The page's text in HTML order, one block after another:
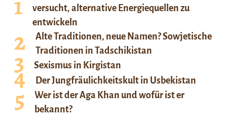
versucht, alternative Energiequellen zu
entwickeln
Alte Traditionen, neue Namen? Sowjetische
Traditionen in Tadschikistan
Sexismus in Kirgistan
Der Jungfräulichkeitskult in Usbekistan
Wer ist der Aga Khan und wofür ist er
bekannt?